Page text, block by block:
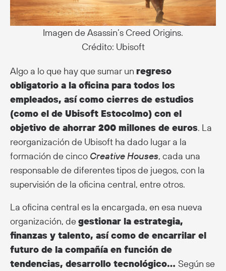
Imagen de Asassin’s Creed Origins.
Crédito: Ubisoft
Algo a lo que hay que sumar un regreso
obligatorio a la oficina para todos los
empleados, así como cierres de estudios
(como el de Ubisoft Estocolmo) con el
objetivo de ahorrar 200 millones de euros. La
reorganización de Ubisoft ha dado lugar a la
formación de cinco Creative Houses, cada una
responsable de diferentes tipos de juegos, con la
supervisión de la oficina central, entre otros.
La oficina central es la encargada, en esa nueva
organización, degestionar la estrategia,
finanzas y talento, así como de encarrilar el
futuro de la compañía en función de
tendencias, desarrollo tecnológico… Según se